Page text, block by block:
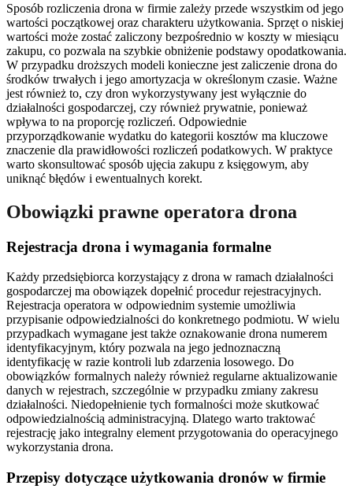
Sposób rozliczenia drona w firmie zależy przede wszystkim od jego
wartości początkowej oraz charakteru użytkowania. Sprzęt o niskiej
wartości może zostać zaliczony bezpośrednio w koszty w miesiącu
zakupu, co pozwala na szybkie obniżenie podstawy opodatkowania.
W przypadku droższych modeli konieczne jest zaliczenie drona do
środków trwałych i jego amortyzacja w określonym czasie. Ważne
jest również to, czy dron wykorzystywany jest wyłącznie do
działalności gospodarczej, czy również prywatnie, ponieważ
wpływa to na proporcję rozliczeń. Odpowiednie
przyporządkowanie wydatku do kategorii kosztów ma kluczowe
znaczenie dla prawidłowości rozliczeń podatkowych. W praktyce
warto skonsultować sposób ujęcia zakupu z księgowym, aby
uniknąć błędów i ewentualnych korekt.
Obowiązki prawne operatora drona
Rejestracja drona i wymagania formalne
Każdy przedsiębiorca korzystający z drona w ramach działalności
gospodarczej ma obowiązek dopełnić procedur rejestracyjnych.
Rejestracja operatora w odpowiednim systemie umożliwia
przypisanie odpowiedzialności do konkretnego podmiotu. W wielu
przypadkach wymagane jest także oznakowanie drona numerem
identyfikacyjnym, który pozwala na jego jednoznaczną
identyfikację w razie kontroli lub zdarzenia losowego. Do
obowiązków formalnych należy również regularne aktualizowanie
danych w rejestrach, szczególnie w przypadku zmiany zakresu
działalności. Niedopełnienie tych formalności może skutkować
odpowiedzialnością administracyjną. Dlatego warto traktować
rejestrację jako integralny element przygotowania do operacyjnego
wykorzystania drona.
Przepisy dotyczące użytkowania dronów w firmie